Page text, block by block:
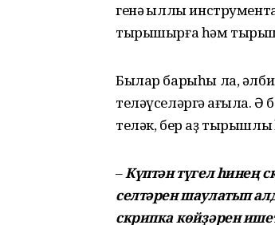
генә ҡыллы
тырышырға һәм
Былар барыһы ла,
теләүселәргә ҡағыла.
теләк, бер аҙ
–Күптән түгел һинең
селтәрен шаулатып
скрипка көйҙәрен